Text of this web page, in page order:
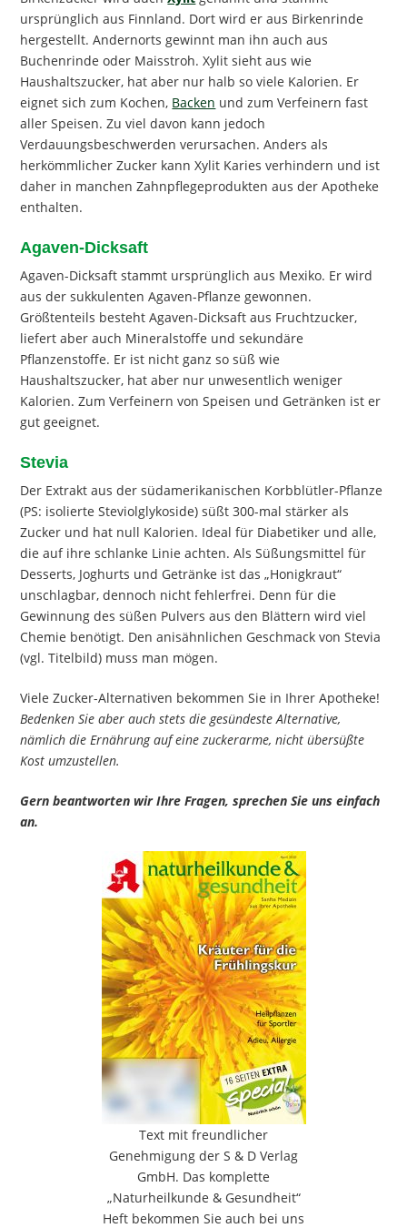
ursprünglich aus Finnland. Dort wird er aus Birkenrinde
hergestellt. Andernorts gewinnt man ihn auch aus
Buchenrinde oder Maisstroh. Xylit sieht aus wie
Haushaltszucker, hat aber nur halb so viele Kalorien. Er
eignet sich zum Kochen, Backen und zum Verfeinern fast
aller Speisen. Zu viel davon kann jedoch
Verdauungsbeschwerden verursachen. Anders als
herkömmlicher Zucker kann Xylit Karies verhindern und ist
daher in manchen Zahnpflegeprodukten aus der Apotheke
enthalten.
Agaven-Dicksaft
Agaven-Dicksaft stammt ursprünglich aus Mexiko. Er wird
aus der sukkulenten Agaven-Pflanze gewonnen.
Größtenteils besteht Agaven-Dicksaft aus Fruchtzucker,
liefert aber auch Mineralstoffe und sekundäre
Pflanzenstoffe. Er ist nicht ganz so süß wie
Haushaltszucker, hat aber nur unwesentlich weniger
Kalorien. Zum Verfeinern von Speisen und Getränken ist er
gut geeignet.
Stevia
Der Extrakt aus der südamerikanischen Korbblütler-Pflanze
(PS: isolierte Steviolglykoside) süßt 300-mal stärker als
Zucker und hat null Kalorien. Ideal für Diabetiker und alle,
die auf ihre schlanke Linie achten. Als Süßungsmittel für
Desserts, Joghurts und Getränke ist das „Honigkraut“
unschlagbar, dennoch nicht fehlerfrei. Denn für die
Gewinnung des süßen Pulvers aus den Blättern wird viel
Chemie benötigt. Den anisähnlichen Geschmack von Stevia
(vgl. Titelbild) muss man mögen.
Viele Zucker-Alternativen bekommen Sie in Ihrer Apotheke!
Bedenken Sie aber auch stets die gesündeste Alternative,
nämlich die Ernährung auf eine zuckerarme, nicht übersüßte
Kost umzustellen.
Gern beantworten wir Ihre Fragen, sprechen Sie uns einfach
an.
Text mit freundlicher
Genehmigung der S & D Verlag
GmbH. Das komplette
„Naturheilkunde & Gesundheit“
Heft bekommen Sie auch bei uns